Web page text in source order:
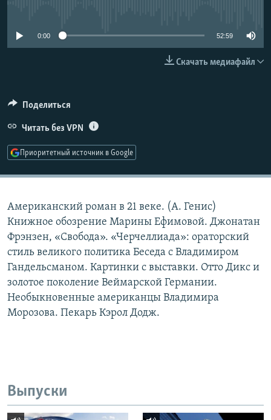
ПОДПИШИТЕСЬ НА РАССЫЛКУ
Все сайты РСЕ/РС
0:00 52:59
Скачать медиафайл
Поделиться
Читать без VPN
Приоритетный источник в Google
Американский роман в 21 веке. (А. Генис)
Книжное обозрение Марины Ефимовой. Джонатан
Фрэнзен, «Свобода». «Черчеллиада»: ораторский
стиль великого политика Беседа с Владимиром
Гандельсманом. Картинки с выставки. Отто Дикс и
золотое поколение Веймарской Германии.
Необыкновенные американцы Владимира
Морозова. Пекарь Кэрол Додж.
Выпуски